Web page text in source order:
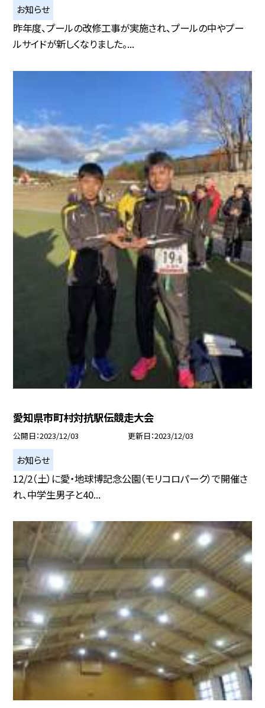
お知らせ
昨年度、プールの改修工事が実施され、プールの中やプー
ルサイドが新しくなりました。...
愛知県市町村対抗駅伝競走大会
公開日 2023/12/03 更新日 2023/12/03
お知らせ
12/2（土）に愛・地球博記念公園（モリコロパーク）で開催さ
れ、中学生男子と40...